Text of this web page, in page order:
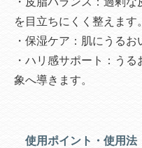
を目立ちにくく整えます。
・保湿ケア：肌にうるお
・ハリ感サポート：う
象へ導きます。
使用ポイント・使用法